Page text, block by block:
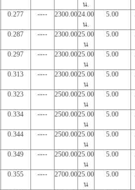
น.
0.277 ---- 2300.0024.00
น.
5.00
0.287 ---- 2300.0025.00
น
5.00
0.297 ---- 2300.0025.00
น
5.00
0.313 ---- 2300.0025.00
น
5.00
0.323 ---- 2500.0025.00
น
5.00
0.334 ---- 2500.0025.00
น
5.00
0.344 ---- 2500.0025.00
น
5.00
0.349 ---- 2500.0025.00
น
5.00
0.355 ---- 2700.0025.00
น
5.00